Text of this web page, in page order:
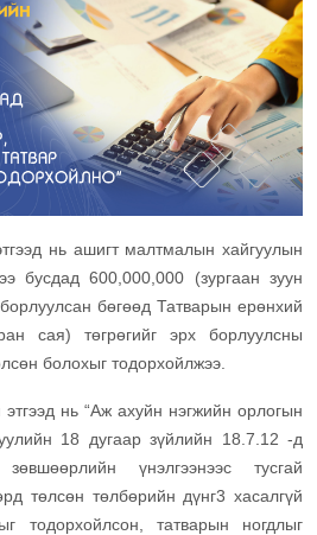
нь ашигт малтмалын хайгуулын
бусдад 600,000,000 (зургаан зуун
бөгөөд Татварын ерөнхий
сая) төгрөгийг эрх борлуулсны
болохыг тодорхойлжээ.
нь “Аж ахуйн нэгжийн орлогын
18 дугаар зүйлийн 18.7.12 -д
үнэлгээнээс тусгай
төлсөн төлбөрийн дүнг3 хасалгүй
тодорхойлсон, татварын ногдлыг